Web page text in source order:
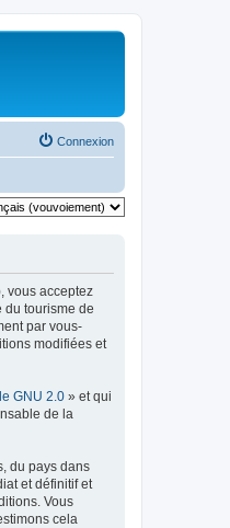
Connexion
vous acceptez
du tourisme de
par vous-
modifiées et
GNU 2.0 » et qui
de la
du pays dans
et définitif et
Vous
cela